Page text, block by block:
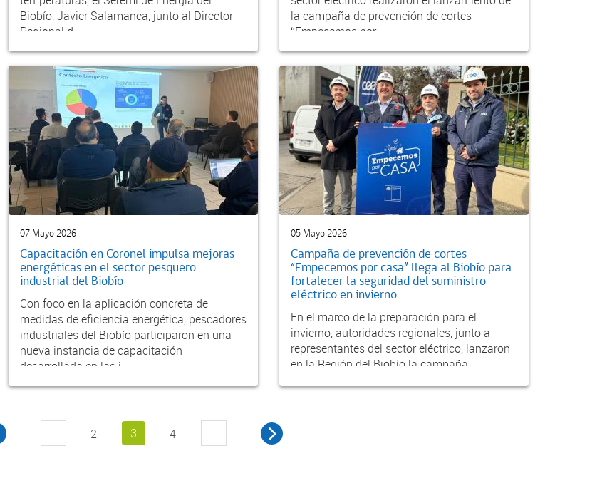
Biobío, Javier Salamanca, junto al Director
Regional d...
la campaña de prevención de cortes
“Empecemos por...
07 Mayo 2026
Capacitación en Coronel impulsa mejoras
energéticas en el sector pesquero
industrial del Biobío
Con foco en la aplicación concreta de
medidas de eficiencia energética, pescadores
industriales del Biobío participaron en una
nueva instancia de capacitación
desarrollada en las i...
05 Mayo 2026
Campaña de prevención de cortes
“Empecemos por casa” llega al Biobío para
fortalecer la seguridad del suministro
eléctrico en invierno
En el marco de la preparación para el
invierno, autoridades regionales, junto a
representantes del sector eléctrico, lanzaron
en la Región del Biobío la campaña
… 2 3 4 …